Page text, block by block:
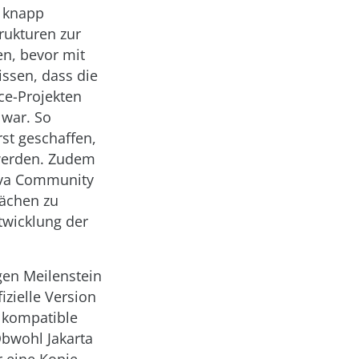
zur
bevor mit
dass die
Projekten
So
geschaffen,
Zudem
Community
zu
der
Meilenstein
Version
kompatible
Jakarta